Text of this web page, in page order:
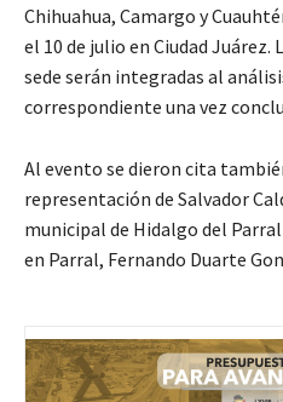
Chihuahua, Camargo y
el 10 de julio en Ciudad Juárez.
sede serán integradas al
correspondiente una vez
Al evento se dieron cita
representación de Salvador
municipal de Hidalgo del
en Parral, Fernando Duarte